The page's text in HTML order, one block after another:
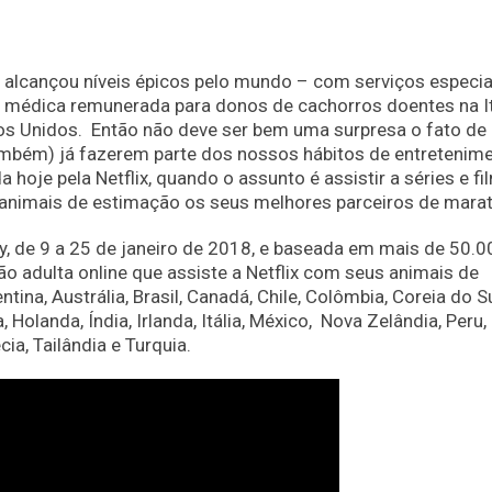
níveis épicos pelo mundo – com serviços
remunerada para donos de cachorros doentes na
Unidos. Então não deve ser bem uma surpresa o fato de
já fazerem parte dos nossos hábitos de
hoje pela Netflix, quando o assunto é assistir a séries e
de estimação os seus melhores parceiros de
de 9 a 25 de janeiro de 2018, e baseada em mais de
adulta online que assiste a Netflix com seus animais de
Austrália, Brasil, Canadá, Chile, Colômbia, Coreia do
Holanda, Índia, Irlanda, Itália, México, Nova Zelândia, Peru,
Tailândia e Turquia.